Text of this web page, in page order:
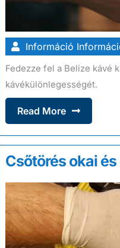
Információ
Fedezze fel a Belize kávé
kávékülönlegességét.
Read More
Csőtörés okai